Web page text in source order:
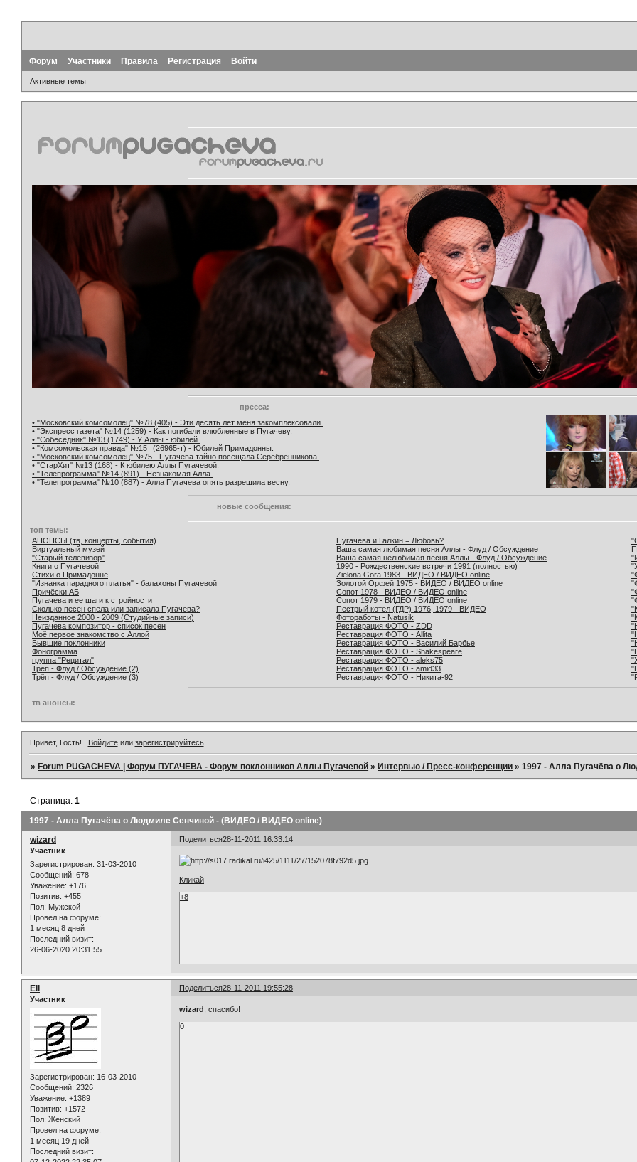
Форум Участники Правила Регистрация Войти
Активные темы
пресса:
• "Московский комсомолец" №78 (405) - Эти десять лет меня закомплексовали.
• "Экспресс газета" №14 (1259) - Как погибали влюбленные в Пугачеву.
• "Собеседник" №13 (1749) - У Аллы - юбилей.
• "Комсомольская правда" №15т (26965-т) - Юбилей Примадонны.
• "Московский комсомолец" №75 - Пугачева тайно посещала Серебренникова.
• "СтарХит" №13 (168) - К юбилею Аллы Пугачевой.
• "Телепрограмма" №14 (891) - Незнакомая Алла.
• "Телепрограмма" №10 (887) - Алла Пугачева опять разрешила весну.
новые сообщения:
топ темы:
АНОНСЫ (тв, концерты, события)
Виртуальный музей
"Старый телевизор"
Книги о Пугачевой
Стихи о Примадонне
"Изнанка парадного платья" - балахоны Пугачевой
Причёски АБ
Пугачева и ее шаги к стройности
Сколько песен спела или записала Пугачева?
Неизданное 2000 - 2009 (Студийные записи)
Пугачева композитор - список песен
Моё первое знакомство с Аллой
Бывшие поклонники
Фонограмма
группа "Рецитал"
Трёп - Флуд / Обсуждение (2)
Трёп - Флуд / Обсуждение (3)
Пугачева и Галкин = Любовь?
Ваша самая любимая песня Аллы - Флуд / Обсуждение
Ваша самая нелюбимая песня Аллы - Флуд / Обсуждение
1990 - Рождественские встречи 1991 (полностью)
Zielona Gora 1983 - ВИДЕО / ВИДЕО online
Золотой Орфей 1975 - ВИДЕО / ВИДЕО online
Сопот 1978 - ВИДЕО / ВИДЕО online
Сопот 1979 - ВИДЕО / ВИДЕО online
Пестрый котел (ГДР) 1976, 1979 - ВИДЕО
Фотоработы - Natusik
Реставрация ФОТО - ZDD
Реставрация ФОТО - Allita
Реставрация ФОТО - Василий Барбье
Реставрация ФОТО - Shakespeare
Реставрация ФОТО - aleks75
Реставрация ФОТО - amid33
Реставрация ФОТО - Никита-92
тв анонсы:
Привет, Гость! Войдитеили зарегистрируйтесь.
»Forum PUGACHEVA | Форум ПУГАЧЕВА - Форум поклонников Аллы Пугачевой »Интервью / Пресс-конференции »1997 - Алла Пугачёва о
1997 - Алла Пугачёва о Людмиле Сенчиной - (ВИДЕО / ВИДЕО online)
Страница:1
Поделиться28-11-2011 16:33:14
wizard
Участник
Зарегистрирован: 31-03-2010
Сообщений: 678
Уважение: +176
Позитив: +455
Пол: Мужской
Провел на форуме:
1 месяц 8 дней
Последний визит:
26-06-2020 20:31:55
Кликай
+8
Поделиться28-11-2011 19:55:28
Eli
Участник
Зарегистрирован: 16-03-2010
Сообщений: 2326
Уважение: +1389
Позитив: +1572
Пол: Женский
Провел на форуме:
1 месяц 19 дней
Последний визит:
wizard , спасибо!
0